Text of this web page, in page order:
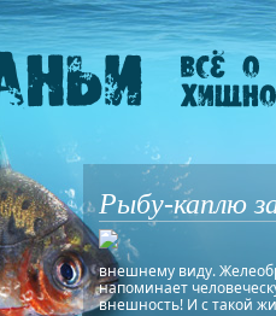
Рыбу-каплю
внешнему виду.
напоминает
внешность! И с такой